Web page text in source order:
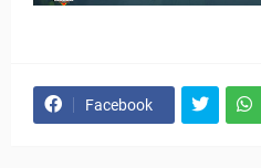
Facebook